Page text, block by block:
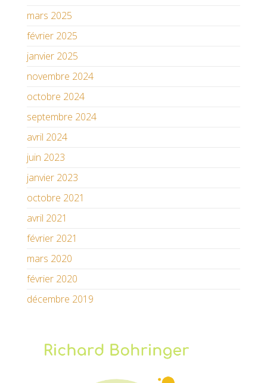
mars 2025
février 2025
janvier 2025
novembre 2024
octobre 2024
septembre 2024
avril 2024
juin 2023
janvier 2023
octobre 2021
avril 2021
février 2021
mars 2020
février 2020
décembre 2019